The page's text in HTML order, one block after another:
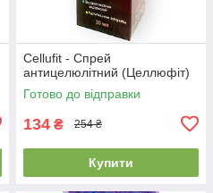
Cellufit - Спрей
антицелюлітний (Целлюфіт)
Готово до відправки
134 ₴ 254 ₴
Купити